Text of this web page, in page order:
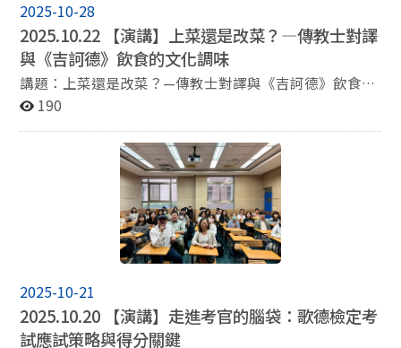
2025-10-28
2025.10.22 【演講】上菜還是改菜？—傳教士對譯
與《吉訶德》飲食的文化調味
講題：上菜還是改菜？—傳教士對譯與《吉訶德》飲食的
文化調味 講者：劉莉美（淡江大學歐語系副教授） 時
190
2025-10-21
2025.10.20 【演講】走進考官的腦袋：歌德檢定考
試應試策略與得分關鍵